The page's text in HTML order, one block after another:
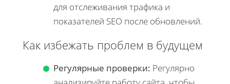
для отслеживания трафика и
показателей SEO после обновлений.
Как избежать проблем в будущем
Регулярные проверки: Регулярно